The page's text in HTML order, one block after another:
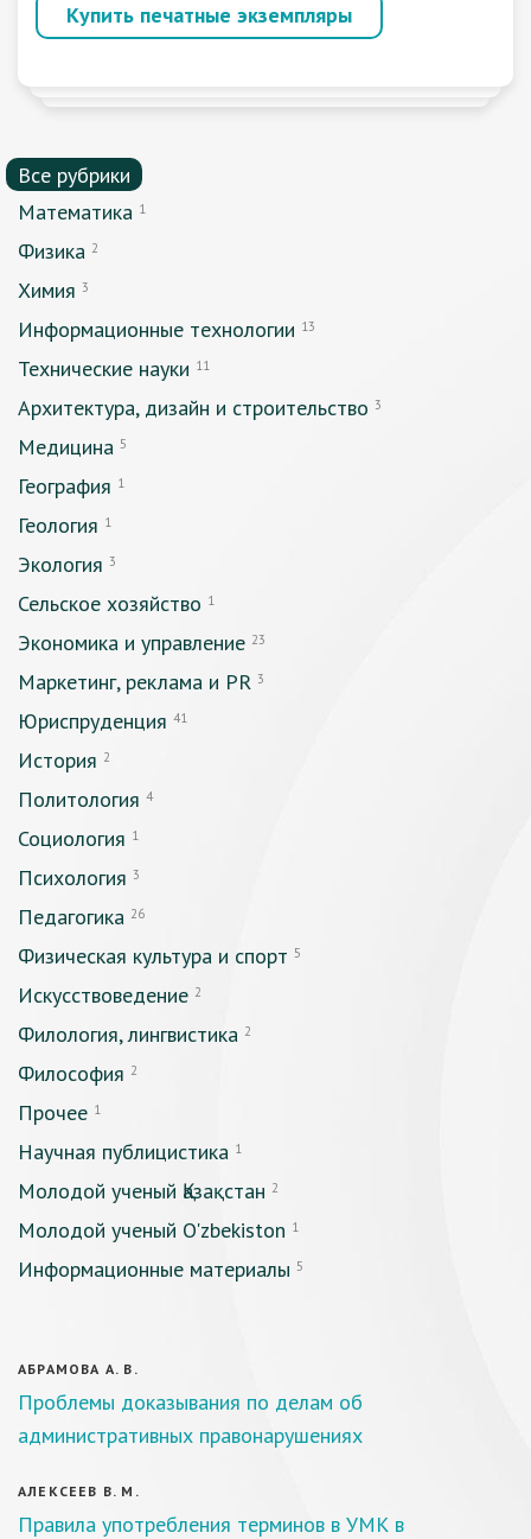
Купить печатные экземпляры
Все рубрики
Математика 1
Физика 2
Химия 3
Информационные технологии 13
Технические науки 11
Архитектура, дизайн и строительство 3
Медицина 5
География 1
Геология 1
Экология 3
Сельское хозяйство 1
Экономика и управление 23
Маркетинг, реклама и PR 3
Юриспруденция 41
История 2
Политология 4
Социология 1
Психология 3
Педагогика 26
Физическая культура и спорт 5
Искусствоведение 2
Филология, лингвистика 2
Философия 2
Прочее 1
Научная публицистика 1
Молодой ученый Қазақстан 2
Молодой ученый O'zbekiston 1
Информационные материалы 5
АБРАМОВА А. В.
Проблемы доказывания по делам об
административных правонарушениях
АЛЕКСЕЕВ В. М.
Правила употребления терминов в УМК в